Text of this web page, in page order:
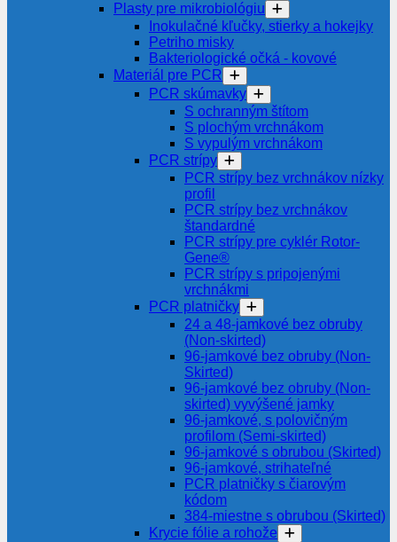
Plasty pre mikrobiológiu
Inokulačné kľučky, stierky a hokejky
Petriho misky
Bakteriologické očká - kovové
Materiál pre PCR
PCR skúmavky
S ochranným štítom
S plochým vrchnákom
S vypulým vrchnákom
PCR strípy
PCR strípy bez vrchnákov nízky
profil
PCR strípy bez vrchnákov
štandardné
PCR strípy pre cyklér Rotor-
Gene®
PCR strípy s pripojenými
vrchnákmi
PCR platničky
24 a 48-jamkové bez obruby
(Non-skirted)
96-jamkové bez obruby (Non-
Skirted)
96-jamkové bez obruby (Non-
skirted) vyvýšené jamky
96-jamkové, s polovičným
profilom (Semi-skirted)
96-jamkové s obrubou (Skirted)
96-jamkové, strihateľné
PCR platničky s čiarovým
kódom
384-miestne s obrubou (Skirted)
Krycie fólie a rohože